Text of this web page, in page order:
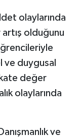
olaylarında
olduğunu
ve duygusal
değer
olaylarında
ve